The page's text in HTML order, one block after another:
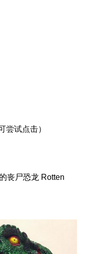
尝试点击）
丧尸恐龙 Rotten